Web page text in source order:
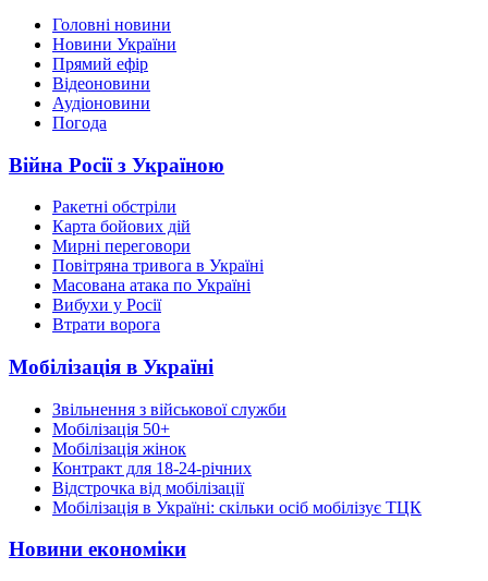
Головні новини
Новини України
Прямий ефір
Відеоновини
Аудіоновини
Погода
Війна Росії з Україною
Ракетні обстріли
Карта бойових дій
Мирні переговори
Повітряна тривога в Україні
Масована атака по Україні
Вибухи у Росії
Втрати ворога
Мобілізація в Україні
Звільнення з військової служби
Мобілізація 50+
Мобілізація жінок
Контракт для 18-24-річних
Відстрочка від мобілізації
Мобілізація в Україні: скільки осіб мобілізує ТЦК
Новини економіки